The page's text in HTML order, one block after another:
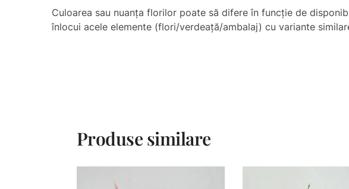
Culoarea sau nuanţa florilor poate să difere în funcţie de
înlocui acele elemente (flori/verdeață/ambalaj) cu variante
Produse similare